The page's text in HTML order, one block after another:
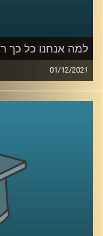
לשיחה עם ד"ר אורי
לחצו כאן
קרדיט תמונות:
למה אנחנו כל כך
01/12/2021
אף על פי שברור לנו
בכמיהה שקיימת
אקזיסטנציאליסטית
לנצח בחיינו, הצורך
פסיכולוגים
מגיפה) וגם, למה